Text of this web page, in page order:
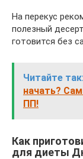
На перекус
полезный
готовится без
Читайте
начать?
ПП!
Как
для диеты